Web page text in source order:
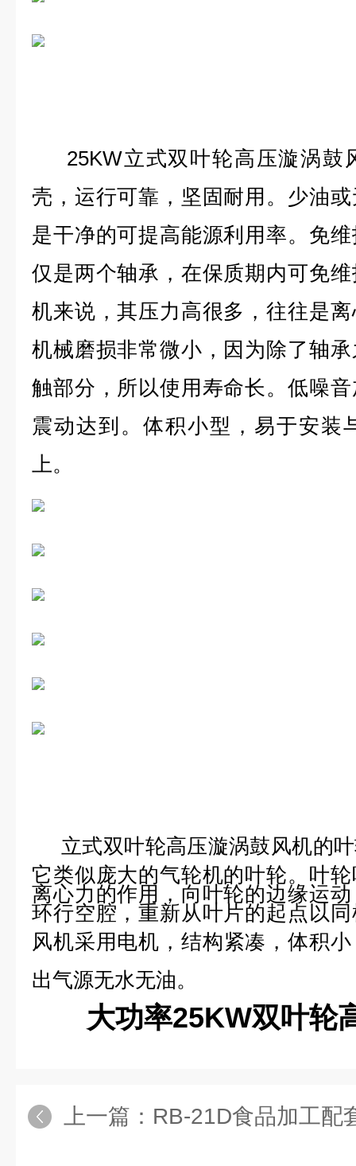
25KW立式双叶轮高压漩涡鼓
壳，运行可靠，坚固耐用。少油
是干净的可提高能源利用率。免
仅是两个轴承，在保质期内可免
机来说，其压力高很多，往往是
机械磨损非常微小，因为除了轴
触部分，所以使用寿命长。低噪
震动达到。体积小型，易于安装
上。
立式双叶轮高压漩涡鼓风机的
它类似庞大的气轮机的叶轮。叶
离心力的作用，向叶轮的边缘运
环行空腔，重新从叶片的起点以
风机采用 电机，结构紧凑，体积
出气源无水无油。
大功率25KW双叶轮
上一篇： RB-21D食品加工配